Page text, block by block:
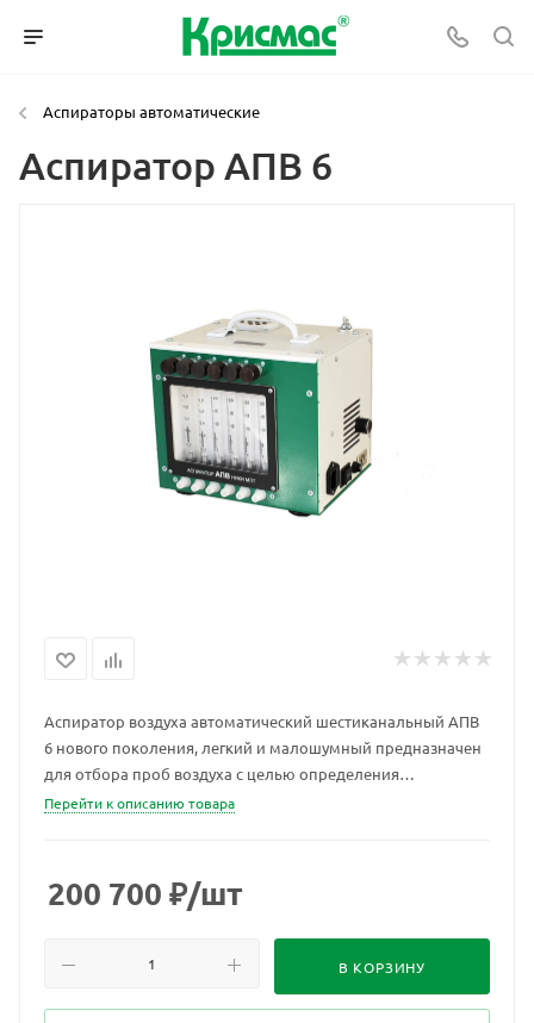
Аспираторы автоматические
Аспиратор АПВ 6
Аспиратор воздуха автоматический шестиканальный АПВ
6 нового поколения, легкий и малошумный предназначен
для отбора проб воздуха с целью определения
содержания в нём загрязняющих примесей.
Перейти к описанию товара
200 700 ₽/шт
В КОРЗИНУ